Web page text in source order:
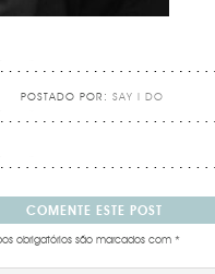
POSTADO POR: SAY I DO
COMENTE ESTE POST
obrigatórios são marcados com *